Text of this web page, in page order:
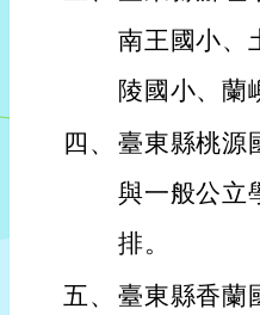
南王國小、
陵國小、蘭
四、 臺東縣桃源
與一般公立
排。
五、 臺東縣香蘭